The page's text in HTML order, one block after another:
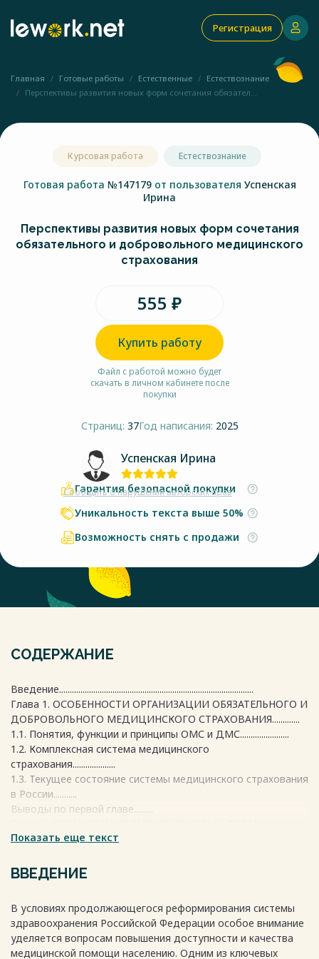
Регистрация
Главная Готовые работы Естественные
Естествознание
Перспективы развития новых форм сочетания обязател...
Курсовая работа Естествознание
Готовая работа №147179 от пользователя Успенская
Ирина
Перспективы развития новых форм сочетания
обязательного и добровольного медицинского
страхования
555 ₽
Купить работу
Файл с работой можно будет
скачать в личном кабинете после
покупки
Страниц: 37Год написания: 2025
Успенская Ирина
Сообщить о нарушении авторских прав
Гарантия безопасной покупки
Уникальность текста выше 50%
Возможность снять с продажи
СОДЕРЖАНИЕ
Введение...........................................................................................
Глава 1. ОСОБЕННОСТИ ОРГАНИЗАЦИИ ОБЯЗАТЕЛЬНОГО И
ДОБРОВОЛЬНОГО МЕДИЦИНСКОГО СТРАХОВАНИЯ.............
1.1. Понятия, функции и принципы ОМС и ДМС.......................
1.2. Комплексная система медицинского
страхования....................
1.3. Текущее состояние системы медицинского страхования
в России...........
Выводы по первой главе.........
СОЧЕТАНИЯ ОМС И ДМС............
2.2. Международный опыт взаимодействия ОМС и ДМС........
2.3. Основные проблемы и ограничения в сочетании ОМС и
2.4. Рекомендации по развитию новых форм сочетания
обязательного и добровольного медицинского
страхования....................
Показать еще текст
ВВЕДЕНИЕ
В условиях продолжающегося реформирования системы
здравоохранения Российской Федерации особое внимание
уделяется вопросам повышения доступности и качества
медицинской помощи населению. Одним из ключевых